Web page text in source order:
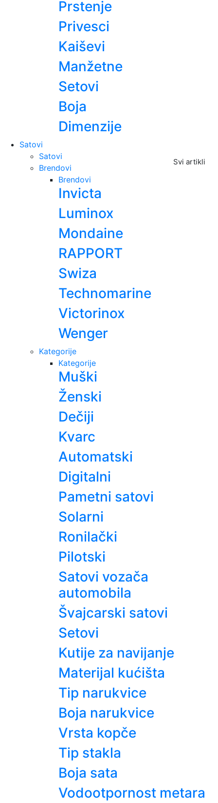
Prstenje
Privesci
Kaiševi
Manžetne
Setovi
Boja
Dimenzije
Satovi
Svi artikli
Satovi
Brendovi
Brendovi
Invicta
Luminox
Mondaine
RAPPORT
Swiza
Technomarine
Victorinox
Wenger
Kategorije
Kategorije
Muški
Ženski
Dečiji
Kvarc
Automatski
Digitalni
Pametni satovi
Solarni
Ronilački
Pilotski
Satovi vozača
automobila
Švajcarski satovi
Setovi
Kutije za navijanje
Materijal kućišta
Tip narukvice
Boja narukvice
Vrsta kopče
Tip stakla
Boja sata
Vodootpornost metara